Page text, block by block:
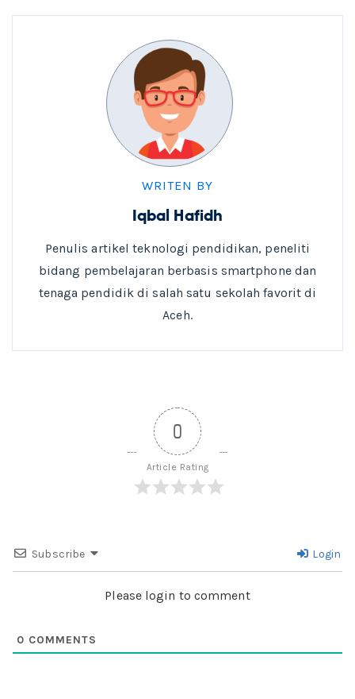
WRITEN BY
Iqbal Hafidh
Penulis artikel teknologi pendidikan, peneliti
bidang pembelajaran berbasis smartphone dan
tenaga pendidik di salah satu sekolah favorit di
Aceh.
0
Article Rating
Subscribe Login
Please login to comment
0 COMMENTS